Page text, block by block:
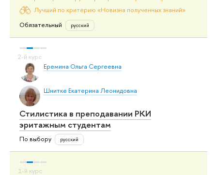
Лучший по критерию «Новизна полученных знаний»
Обязательный
русский
Еремина Ольга Сергеевна
Шнитке Екатерина Леонидовна
Стилистика в преподавании РКИ
эритажным студентам
По выбору русский